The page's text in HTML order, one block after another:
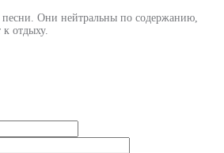
Они нейтральны по содержанию,
к отдыху.